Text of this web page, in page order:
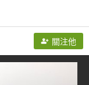
關注他